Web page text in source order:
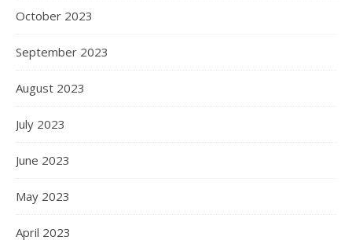
October 2023
September 2023
August 2023
July 2023
June 2023
May 2023
April 2023